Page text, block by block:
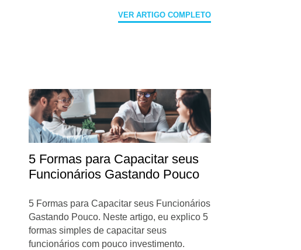
VER ARTIGO COMPLETO
5 Formas para Capacitar seus
Funcionários Gastando Pouco
5 Formas para Capacitar seus Funcionários
Gastando Pouco. Neste artigo, eu explico 5
formas simples de capacitar seus
funcionários com pouco investimento.